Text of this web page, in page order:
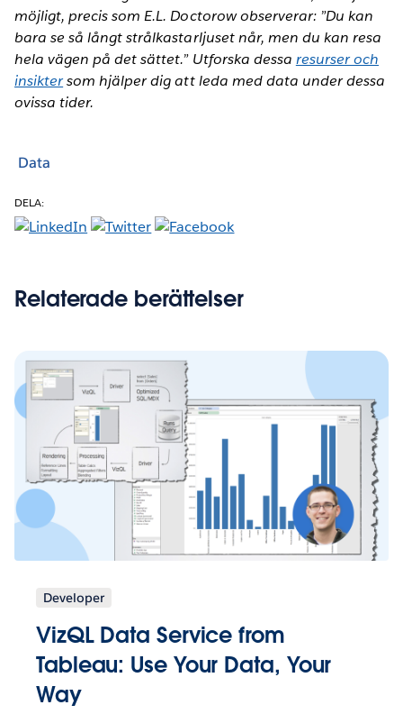
möjligt, precis som E.L. Doctorow observerar: ”Du kan
bara se så långt strålkastarljuset når, men du kan resa
hela vägen på det sättet.” Utforska dessa resurser och
insiktersom hjälper dig att leda med data under dessa
ovissa tider.
Data
DELA:
Relaterade berättelser
Developer
VizQL Data Service from
Tableau: Use Your Data, Your
Way